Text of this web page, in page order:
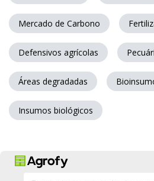
Mercado de Carbono
Defensivos agrícolas
Áreas degradadas
Insumos biológicos